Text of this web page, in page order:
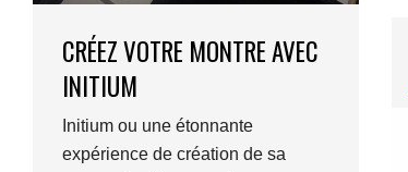
CRÉEZ VOTRE MONTRE AVEC
INITIUM
Initium ou une étonnante
expérience de création de sa